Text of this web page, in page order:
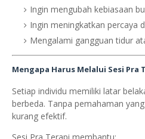
Ingin mengubah kebiasaan
Ingin meningkatkan percaya
Mengalami gangguan tidur
Mengapa Harus Melalui Sesi Pra
Setiap individu memiliki latar
berbeda. Tanpa pemahaman
kurang efektif.